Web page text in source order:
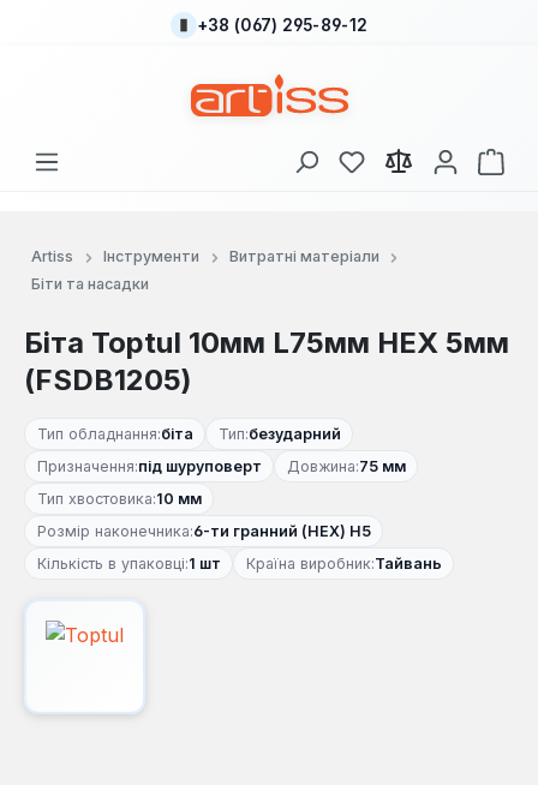
Перейти до основного вмісту
+38 (067) 295-89-12
У вас є 0 у списку
Artiss Інструменти
Витратні матеріали
Біти та насадки
Біта Toptul 10мм L75мм HEX 5мм
(FSDB1205)
Тип обладнання:біта Тип:безударний
Призначення:під шуруповерт Довжина:75 мм
Тип хвостовика:10 мм
Розмір наконечника:6-ти гранний (HEX) Н5
Кількість в упаковці:1 шт Країна виробник:Тайвань